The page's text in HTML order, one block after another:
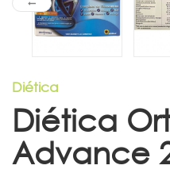
Diética
Diética
Advance